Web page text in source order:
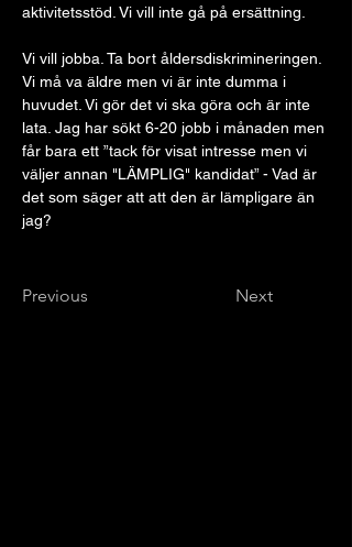
aktivitetsstöd. Vi vill inte gå på ersättning.
Vi vill jobba. Ta bort åldersdiskrimineringen.
Vi må va äldre men vi är inte dumma i
huvudet. Vi gör det vi ska göra och är inte
lata. Jag har sökt 6-20 jobb i månaden men
får bara ett ”tack för visat intresse men vi
väljer annan "LÄMPLIG" kandidat” - Vad är
det som säger att att den är lämpligare än
jag?
Previous Next